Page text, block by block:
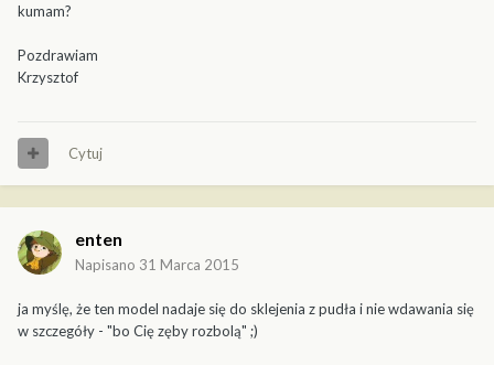
kumam?
Pozdrawiam
Krzysztof
Cytuj
enten
Napisano 31 Marca 2015
ja myślę, że ten model nadaje się do sklejenia z pudła i nie wdawania się
w szczegóły - "bo Cię zęby rozbolą" ;)